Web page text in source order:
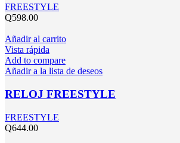
FREESTYLE
Q598.00
Añadir al carrito
Vista rápida
Add to compare
Añadir a la lista de deseos
RELOJ FREESTYLE
FREESTYLE
Q644.00